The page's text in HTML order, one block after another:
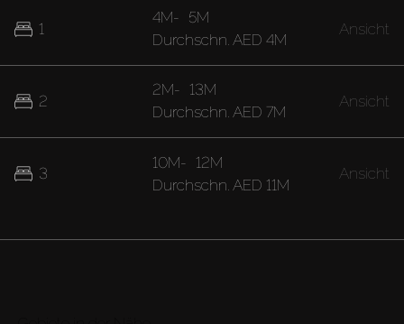
1
2
3
4M- 5M
Durchschn. AED 4M
Ansicht
2M- 13M
Durchschn. AED 7M
Ansicht
10M- 12M
Durchschn. AED 11M
Ansicht